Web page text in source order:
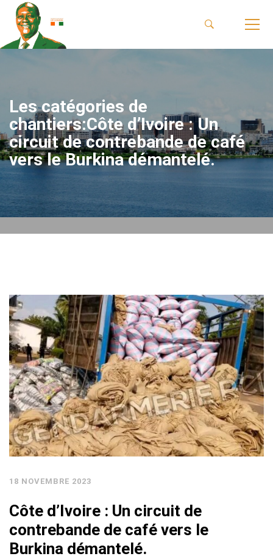
Les catégories de
chantiers:Côte d’Ivoire : Un
circuit de contrebande de café
vers le Burkina démantelé.
18 NOVEMBRE 2023
Côte d’Ivoire : Un circuit de
contrebande de café vers le
Burkina démantelé.